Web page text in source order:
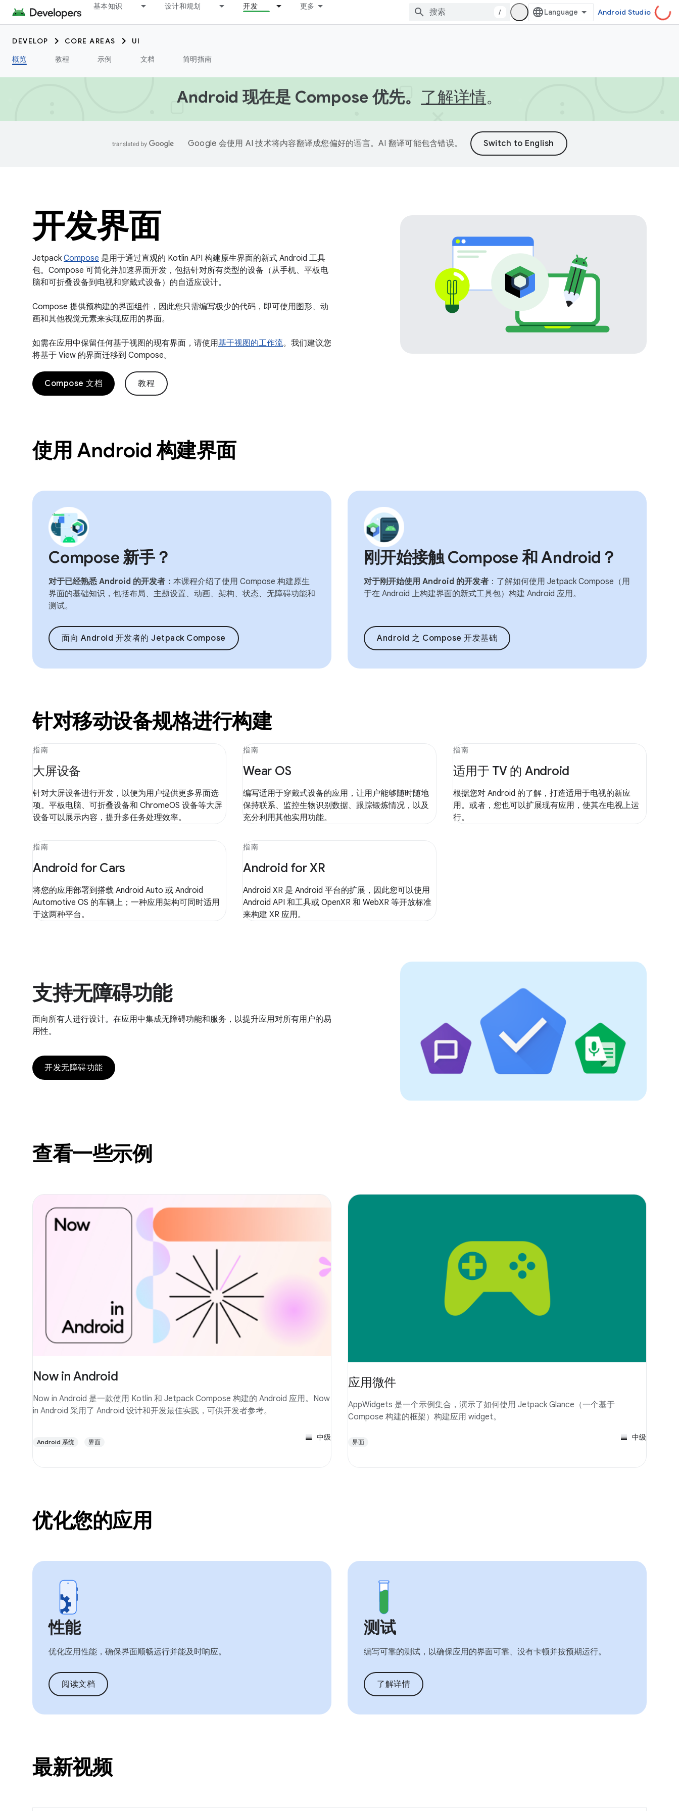
基本知识 设计和规划 开发 更多
/ Android Studio
DEVELOP CORE AREAS
UI
概览
教程 示例 文档 简明指南
Android 现在是 Compose 优先。 了解详情。
Google 会使用 AI 技术将内容翻译成您偏好的语言。AI 翻译可能包含错误。
开发界面
Jetpack Compose 是用于通过直观的 Kotlin API 构建原生界面的新式 Android 工具
包。Compose 可简化并加速界面开发，包括针对所有类型的设备（从手机、平板电
脑和可折叠设备到电视和穿戴式设备）的自适应设计。
Compose 提供预构建的界面组件，因此您只需编写极少的代码，即可使用图形、动
画和其他视觉元素来实现应用的界面。
如需在应用中保留任何基于视图的现有界面，请使用基于视图的工作流。我们建议您
将基于 View 的界面迁移到 Compose。
Compose 文档 教程
使用 Android 构建界面
Compose 新手？
对于已经熟悉 Android 的开发者： 本课程介绍了使用 Compose 构建原生
界面的基础知识，包括布局、主题设置、动画、架构、状态、无障碍功能和
测试。
面向 Android 开发者的 Jetpack Compose
刚开始接触 Compose 和 Android？
对于刚开始使用 Android 的开发者 ：了解如何使用 Jetpack Compose（用
于在 Android 上构建界面的新式工具包）构建 Android 应用。
Android 之 Compose 开发基础
针对移动设备规格进行构建
指南
大屏设备
针对大屏设备进行开发，以便为用户提供更多界面选
项。平板电脑、可折叠设备和 ChromeOS 设备等大屏
设备可以展示内容，提升多任务处理效率。
指南
Wear OS
编写适用于穿戴式设备的应用，让用户能够随时随地
保持联系、监控生物识别数据、跟踪锻炼情况，以及
充分利用其他实用功能。
指南
适用于 TV 的 Android
根据您对 Android 的了解，打造适用于电视的新应
用。或者，您也可以扩展现有应用，使其在电视上运
行。
指南
Android for Cars
将您的应用部署到搭载 Android Auto 或 Android
Automotive OS 的车辆上；一种应用架构可同时适用
于这两种平台。
指南
Android for XR
Android XR 是 Android 平台的扩展，因此您可以使用
Android API 和工具或 OpenXR 和 WebXR 等开放标准
来构建 XR 应用。
支持无障碍功能
面向所有人进行设计。在应用中集成无障碍功能和服务，以提升应用对所有用户的易
用性。
开发无障碍功能
查看一些示例
Now in Android
Now in Android 是一款使用 Kotlin 和 Jetpack Compose 构建的 Android 应用。Now
in Android 采用了 Android 设计和开发最佳实践，可供开发者参考。
Android 系统 界面
中级
应用微件
AppWidgets 是一个示例集合，演示了如何使用 Jetpack Glance（一个基于
Compose 构建的框架）构建应用 widget。
界面
中级
优化您的应用
性能
优化应用性能，确保界面顺畅运行并能及时响应。
阅读文档
测试
编写可靠的测试，以确保应用的界面可靠、没有卡顿并按预期运行。
了解详情
最新视频